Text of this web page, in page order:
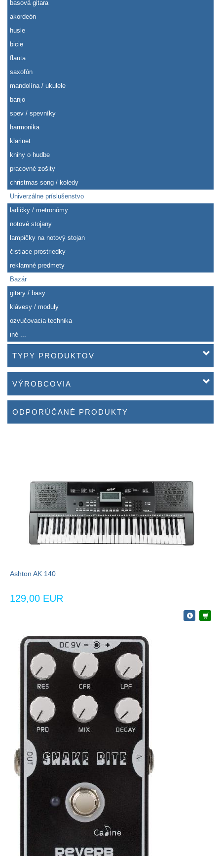
basová gitara
akordeón
husle
bicie
flauta
saxofón
mandolína / ukulele
banjo
spev / spevníky
harmonika
klarinet
knihy o hudbe
pracovné zošity
christmas song / koledy
Univerzálne príslušenstvo
ladičky / metronómy
notové stojany
lampičky na notový stojan
čistiace prostriedky
reklamné predmety
Bazár
gitary / basy
klávesy / moduly
ozvučovacia technika
iné ...
TYPY PRODUKTOV
VÝROBCOVIA
ODPORÚČANÉ PRODUKTY
Ashton AK 140
129,00 EUR